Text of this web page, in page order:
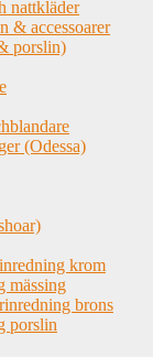
nattkläder
& accessoarer
porslin)
(Odessa)
krom
mässing
brons
porslin